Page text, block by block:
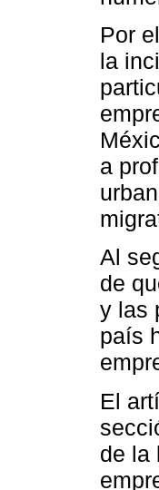
Por
la
a
Al
de
y las
país
El
de la